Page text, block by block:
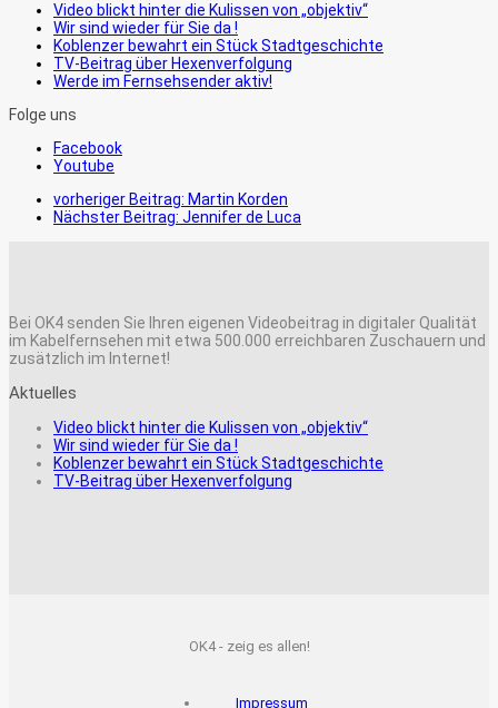
Video blickt hinter die Kulissen von „objektiv“
Wir sind wieder für Sie da !
Koblenzer bewahrt ein Stück Stadtgeschichte
TV-Beitrag über Hexenverfolgung
Werde im Fernsehsender aktiv!
Folge uns
Facebook
Youtube
vorheriger Beitrag: Martin Korden
Nächster Beitrag: Jennifer de Luca
Bei OK4 senden Sie Ihren eigenen Videobeitrag in digitaler Qualität
im Kabelfernsehen mit etwa 500.000 erreichbaren Zuschauern und
zusätzlich im Internet!
Aktuelles
Video blickt hinter die Kulissen von „objektiv“
Wir sind wieder für Sie da !
Koblenzer bewahrt ein Stück Stadtgeschichte
TV-Beitrag über Hexenverfolgung
OK4 - zeig es allen!
Impressum